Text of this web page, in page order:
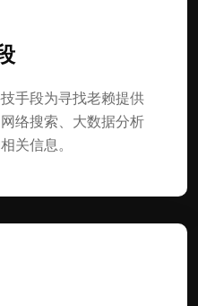
手段为寻找老赖提供
络搜索、大数据分析
关信息。